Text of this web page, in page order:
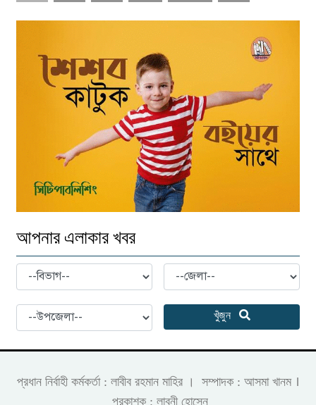
আপনার এলাকার খবর
খুঁজুন
প্রধান নির্বাহী কর্মকর্তা : লাবীব রহমান মাহির । সম্পাদক : আসমা খানম ।
প্রকাশক : লাবনী হোসেন